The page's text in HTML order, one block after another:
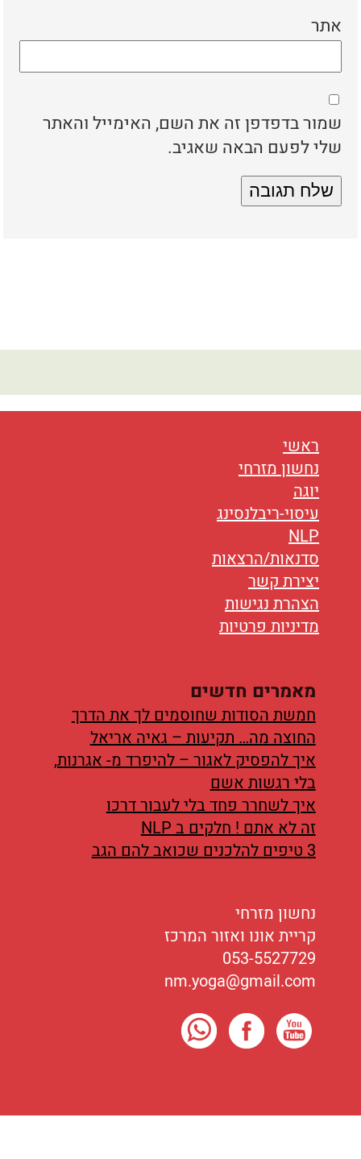
אתר
שמור בדפדפן זה את השם, האימייל והאתר
שלי לפעם הבאה שאגיב.
ראשי
נחשון מזרחי
יוגה
עיסוי-ריבלנסינג
NLP
סדנאות/הרצאות
יצירת קשר
הצהרת נגישות
מדיניות פרטיות
מאמרים חדשים
חמשת הסודות שחוסמים לך את הדרך
החוצה מה… תקיעות – גאיה אריאל
איך להפסיק לאגור – להיפרד מ- אגרנות,
בלי רגשות אשם
איך לשחרר פחד בלי לעבור דרכו
זה לא אתם ! חלקים ב NLP
3 טיפים להלכנים שכואב להם הגב
נחשון מזרחי
קריית אונו ואזור המרכז
053-5527729
nm.yoga@gmail.com